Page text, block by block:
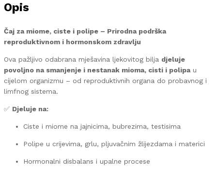
Opis
Čaj za miome, ciste i polipe – Prirodna podrška
reproduktivnom i hormonskom zdravlju
Ova pažljivo odabrana mješavina ljekovitog bilja djeluje
povoljno na smanjenje i nestanak mioma, cisti i polipau
cijelom organizmu – od reproduktivnih organa do probavnog i
limfnog sistema.
✅ Djeluje na:
Ciste i miome na jajnicima, bubrezima, testisima
Polipe u crijevima, grlu, pljuvačnim žlijezdama i materici
Hormonalni disbalans i upalne procese